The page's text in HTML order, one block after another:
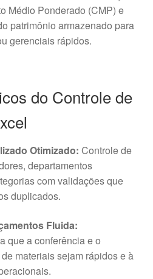
Médio Ponderado (CMP) e
patrimônio armazenado para
gerenciais rápidos.
do Controle de
Otimizado: Controle de
departamentos
com validações que
duplicados.
Fluida:
que a conferência e o
materiais sejam rápidos e à
.